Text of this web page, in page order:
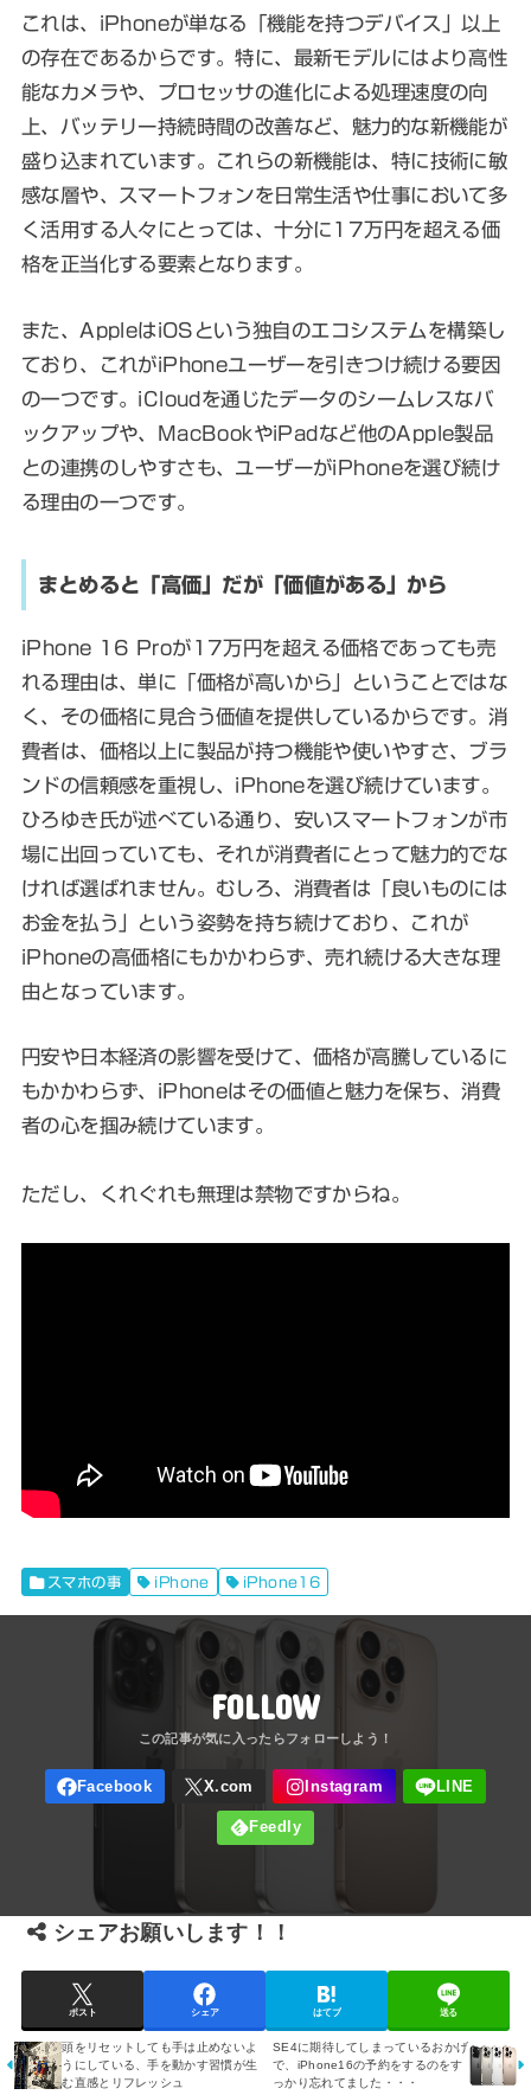
これは、iPhoneが単なる「機能を持つデバイス」以上
の存在であるからです。特に、最新モデルにはより高性
能なカメラや、プロセッサの進化による処理速度の向
上、バッテリー持続時間の改善など、魅力的な新機能が
盛り込まれています。これらの新機能は、特に技術に敏
感な層や、スマートフォンを日常生活や仕事において多
く活用する人々にとっては、十分に17万円を超える価
格を正当化する要素となります。
また、AppleはiOSという独自のエコシステムを構築し
ており、これがiPhoneユーザーを引きつけ続ける要因
の一つです。iCloudを通じたデータのシームレスなバ
ックアップや、MacBookやiPadなど他のApple製品
との連携のしやすさも、ユーザーがiPhoneを選び続け
る理由の一つです。
まとめると「高価」だが「価値がある」から
iPhone 16 Proが17万円を超える価格であっても売
れる理由は、単に「価格が高いから」ということではな
く、その価格に見合う価値を提供しているからです。消
費者は、価格以上に製品が持つ機能や使いやすさ、ブラ
ンドの信頼感を重視し、iPhoneを選び続けています。
ひろゆき氏が述べている通り、安いスマートフォンが市
場に出回っていても、それが消費者にとって魅力的でな
ければ選ばれません。むしろ、消費者は「良いものには
お金を払う」という姿勢を持ち続けており、これが
iPhoneの高価格にもかかわらず、売れ続ける大きな理
由となっています。
円安や日本経済の影響を受けて、価格が高騰しているに
もかかわらず、iPhoneはその価値と魅力を保ち、消費
者の心を掴み続けています。
ただし、くれぐれも無理は禁物ですからね。
スマホの事 iPhone iPhone16
FOLLOW
シェアお願いします！！
ポスト シェア はてブ 送る
SE4に期待してしまっているおかげ
で、iPhone16の予約をするのをす
っかり忘れてました・・・
頭をリセットしても手は止めないよ
うにしている、手を動かす習慣が生
む直感とリフレッシュ